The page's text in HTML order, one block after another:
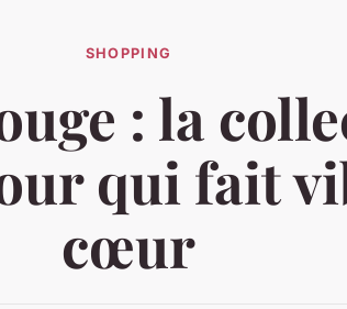
SHOPPING
: la
qui fait
cœur